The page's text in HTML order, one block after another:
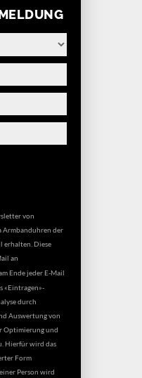
von
Armbanduhren der
erhalten. Diese
an
Ende jeder E-Mail
«Eintragen»-
durch
Auswertung von
Optimierung und
Hierfür wird das
Form
Person wird